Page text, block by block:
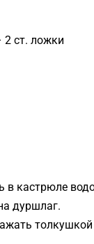
2 ст. ложки
кастрюле
дуршлаг.